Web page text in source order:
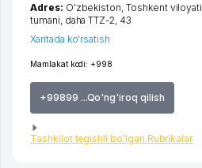
Mamlakat kodi: +998
+99899 ...Qo'ng'iroq qilish
Tashkilot tegishli bo'lgan Rubrikalar
Adres: O'zbekiston,Toshkent viloyati
tumani, daha TTZ-2, 43
Xaritada ko'rsatish